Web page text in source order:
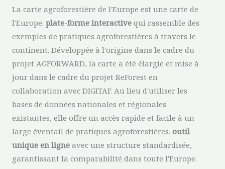
La carte agroforestière de l'Europe est une carte de
l'Europe. plate-forme interactive qui rassemble des
exemples de pratiques agroforestières à travers le
continent. Développée à l'origine dans le cadre du
projet AGFORWARD, la carte a été élargie et mise à
jour dans le cadre du projet ReForest en
collaboration avec DIGITAF. Au lieu d'utiliser les
bases de données nationales et régionales
existantes, elle offre un accès rapide et facile à un
large éventail de pratiques agroforestières. outil
unique en ligne avec une structure standardisée,
garantissant la comparabilité dans toute l'Europe.